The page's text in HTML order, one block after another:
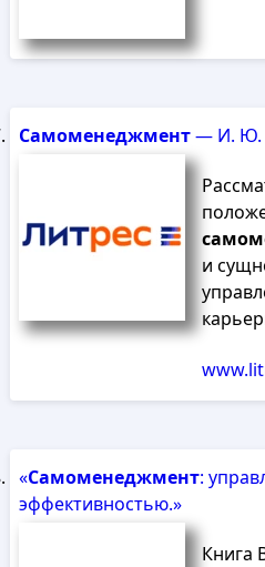
Самоменеджмент— И. Ю.
и
«Самоменеджмент:
эффективностью.»
Книга